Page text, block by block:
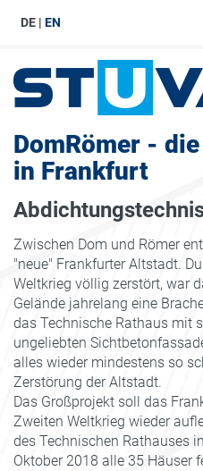
DE EN
DomRömer -
in Frankfurt
Zwischen Dom und Römer
"neue" Frankfurter Altstadt.
Weltkrieg völlig zerstört, war
Gelände jahrelang eine
das Technische Rathaus mit
ungeliebten
alles wieder mindestens so
Zerstörung der Altstadt.
Das Großprojekt soll das
Zweiten Weltkrieg wieder
des Technischen Rathauses
Oktober 2018 alle 35 Häuser